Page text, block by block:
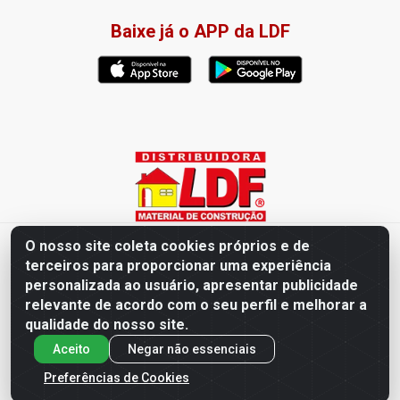
O nosso site coleta cookies próprios e de
terceiros para proporcionar uma experiência
personalizada ao usuário, apresentar publicidade
relevante de acordo com o seu perfil e melhorar a
qualidade do nosso site.
Aceito
Negar não essenciais
Preferências de Cookies
Baixe já o APP da LDF
Distribuidora LDF - Av. Presidente Tancredo Neves, 203 – Bairro
dos Ipês, João Pessoa / PB - CEP 58028-840 - CNPJ
02.019.761/0003-82